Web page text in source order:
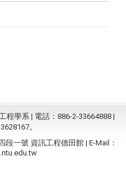
程學系 | 電話：886-2-33664888 |
。
一號 資訊工程德田館 | E-Mail：